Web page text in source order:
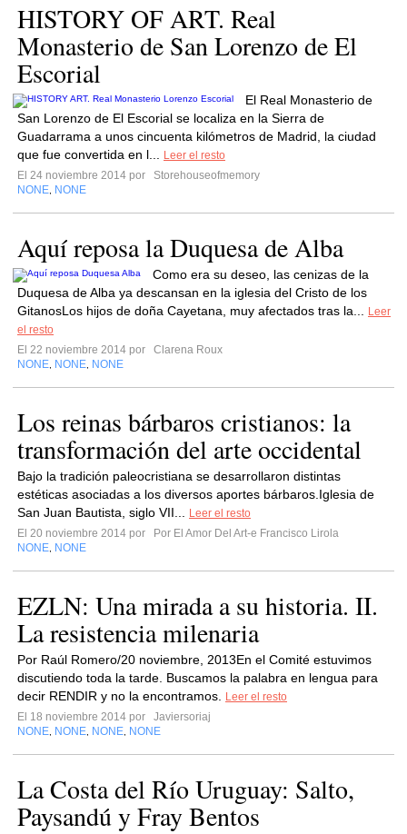
HISTORY OF ART. Real
Monasterio de San Lorenzo de El
Escorial
El Real Monasterio de
San Lorenzo de El Escorial se localiza en la Sierra de
Guadarrama a unos cincuenta kilómetros de Madrid, la ciudad
que fue convertida en l...
Leer el resto
El 24 noviembre 2014 por
Storehouseofmemory
NONE NONE
Aquí reposa la Duquesa de Alba
Como era su deseo, las cenizas de la
Duquesa de Alba ya descansan en la iglesia del Cristo de los
GitanosLos hijos de doña Cayetana, muy afectados tras la...
Leer
el resto
El 22 noviembre 2014 por
Clarena Roux
NONE NONE NONE
Los reinas bárbaros cristianos: la
transformación del arte occidental
Bajo la tradición paleocristiana se desarrollaron distintas
estéticas asociadas a los diversos aportes bárbaros.Iglesia de
San Juan Bautista, siglo VII...
Leer el resto
El 20 noviembre 2014 por
Por El Amor Del Art-e Francisco Lirola
NONE NONE
EZLN: Una mirada a su historia. II.
La resistencia milenaria
Por Raúl Romero/20 noviembre, 2013En el Comité estuvimos
discutiendo toda la tarde. Buscamos la palabra en lengua para
decir RENDIR y no la encontramos.
Leer el resto
El 18 noviembre 2014 por
Javiersoriaj
NONE NONE NONE NONE
La Costa del Río Uruguay: Salto,
Paysandú y Fray Bentos